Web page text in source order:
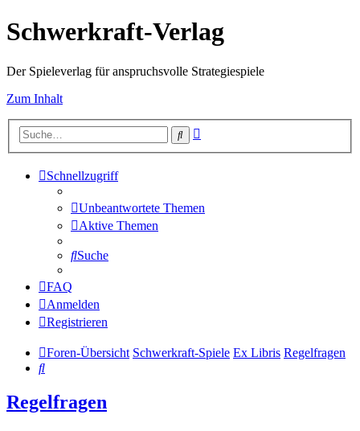
Schwerkraft-Verlag
Der Spieleverlag für anspruchsvolle Strategiespiele
Zum Inhalt
Suche
Schnellzugriff
Unbeantwortete Themen
Aktive Themen
Suche
FAQ
Anmelden
Registrieren
Foren-Übersicht Schwerkraft-Spiele Ex Libris Regelfragen
Suche
Regelfragen